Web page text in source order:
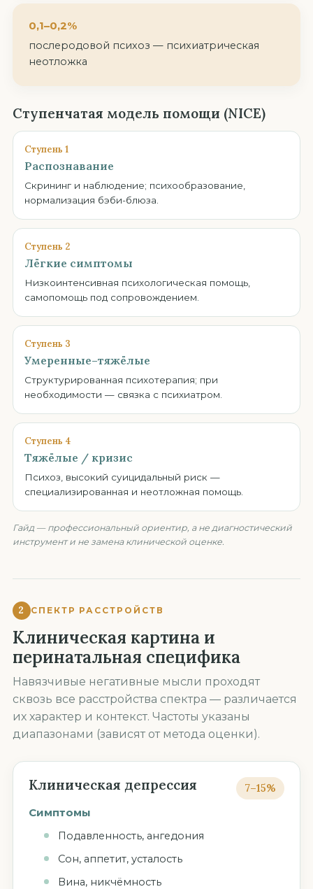
0,1–0,2%
послеродовой психоз — психиатрическая
неотложка
Ступенчатая модель помощи (NICE)
Ступень 1
Распознавание
Скрининг и наблюдение; психообразование,
нормализация бэби-блюза.
Ступень 2
Лёгкие симптомы
Низкоинтенсивная психологическая помощь,
самопомощь под сопровождением.
Ступень 3
Умеренные–тяжёлые
Структурированная психотерапия; при
необходимости — связка с психиатром.
Ступень 4
Тяжёлые / кризис
Психоз, высокий суицидальный риск —
специализированная и неотложная помощь.
Гайд — профессиональный ориентир, а не диагностический
инструмент и не замена клинической оценке.
2 СПЕКТР РАССТРОЙСТВ
Клиническая картина и
перинатальная специфика
Навязчивые негативные мысли проходят
сквозь все расстройства спектра — различается
их характер и контекст. Частоты указаны
диапазонами (зависят от метода оценки).
Клиническая депрессия
7–15%
Симптомы
Подавленность, ангедония
Сон, аппетит, усталость
Вина, никчёмность